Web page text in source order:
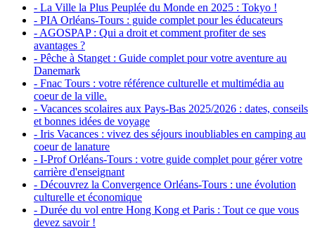
- La Ville la Plus Peuplée du Monde en 2025 : Tokyo !
- PIA Orléans-Tours : guide complet pour les éducateurs
- AGOSPAP : Qui a droit et comment profiter de ses
avantages ?
- Pêche à Stanget : Guide complet pour votre aventure au
Danemark
- Fnac Tours : votre référence culturelle et multimédia au
coeur de la ville.
- Vacances scolaires aux Pays-Bas 2025/2026 : dates, conseils
et bonnes idées de voyage
- Iris Vacances : vivez des séjours inoubliables en camping au
coeur de lanature
- I-Prof Orléans-Tours : votre guide complet pour gérer votre
carrière d'enseignant
- Découvrez la Convergence Orléans-Tours : une évolution
culturelle et économique
- Durée du vol entre Hong Kong et Paris : Tout ce que vous
devez savoir !